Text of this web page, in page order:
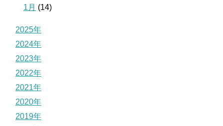
1月 (14)
2025年
2024年
2023年
2022年
2021年
2020年
2019年